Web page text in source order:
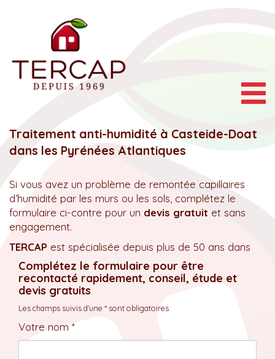
Traitement anti-humidité à Casteide-Doat
dans les Pyrénées Atlantiques
Si vous avez un problème de remontée capillaires
d’humidité par les murs ou les sols, complétez le
formulaire ci-contre pour un devis gratuit et sans
engagement.
TERCAP est spécialisée depuis plus de 50 ans dans
Complétez le formulaire pour être
recontacté rapidement, conseil, étude et
devis gratuits
Les champs suivis d'une * sont obligatoires
Votre nom *